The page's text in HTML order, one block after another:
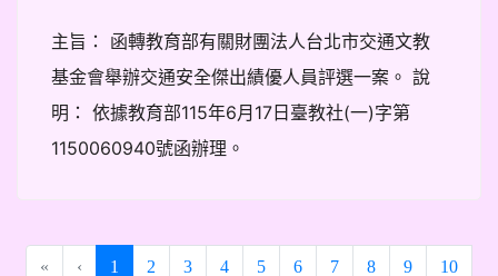
主旨： 函轉教育部有關財團法人台北市交通文教
基金會舉辦交通安全傑出績優人員評選一案。 說
明： 依據教育部115年6月17日臺教社(一)字第
1150060940號函辦理。
« ‹ 1 (current)
2 3 4 5 6 7 8 9 10